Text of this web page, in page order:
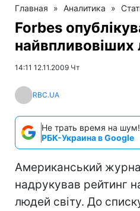
Главная » Аналитика »
Forbes
найвпливовіших
14:11 12.11.2009 Чт
RBC.UA
Не трать время на
РБК-Украина в Google
Американський
надрукував рейтинг
людей світу. До